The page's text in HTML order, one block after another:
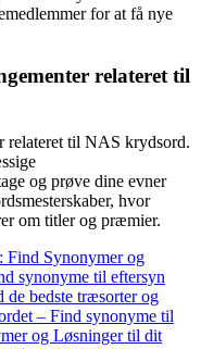
for at få nye
relateret til
relateret til NAS krydsord.
og prøve dine evner
hvor
om titler og præmier.
Find Synonymer og
synonyme til eftersyn
bedste træsorter og
– Find synonyme til
og Løsninger til dit